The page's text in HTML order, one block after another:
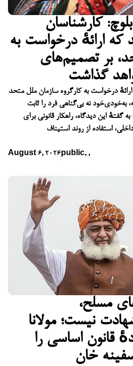
کارشناسان
ارائهٔ درخواست به
بر تصمیم‌های
گذاشت
درخواست به کارگروه سازمان ملل متحد
به‌خودی‌خود نه بی‌گناهی فرد را ثابت
گفتهٔ این دیدگاه، راهکار قانونی برای
استفاده از روند استیناف
August 6, 2026 public, ,
مسلح،
نیست؛ مولانا
قانون اساسی را
خان